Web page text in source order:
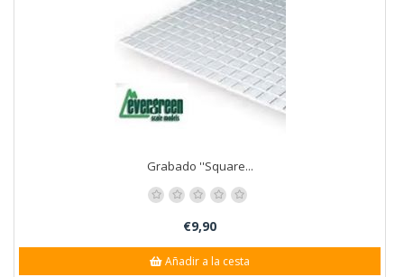
Grabado ''Square...
€9,90
Añadir a la cesta